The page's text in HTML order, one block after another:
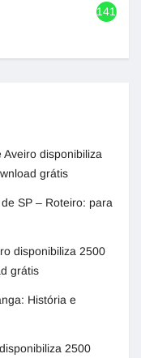
1416
Aveiro disponibiliza
grátis
SP – Roteiro: para
disponibiliza 2500
grátis
História e
2500